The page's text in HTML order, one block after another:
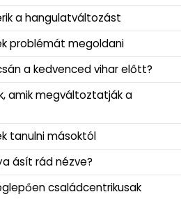
a hangulatváltozást
problémát megoldani
a kedvenced vihar előtt?
amik megváltoztatják a
tanulni másoktól
ásít rád nézve?
családcentrikusak